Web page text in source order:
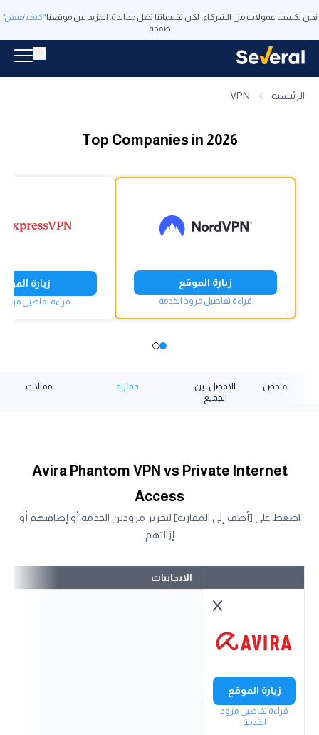
نحن نكسب عمولات من الشركاء، لكن تقييماتنا تظل محايدة. المزيد عن موقعنا "كيف نعمل"
صفحة
الرئيسية VPN
Top Companies in 2026
زيارة الموقع
قراءة تفاصيل مزود الخدمة
زيارة
قراءة تفاصيل مزود
ملخص
الافضل بين
الجميع
مقارنة مقالات
Avira Phantom VPN vs Private Internet
Access
اضغط على [أضف إلى المقارنة] لتحرير مزودين الخدمة أو إضافتهم أو
إزالتهم
زيارة الموقع
قراءة تفاصيل مزود
الخدمة
الايجابيات